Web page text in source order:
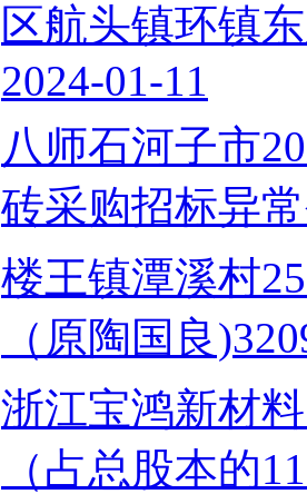
区航头镇环镇
2024-01-11
八师石河子市
砖采购招标异
楼王镇潭溪村
（原陶国良
浙江宝鸿新材
（占总股本的